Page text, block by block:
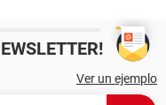
Ver un ejemplo